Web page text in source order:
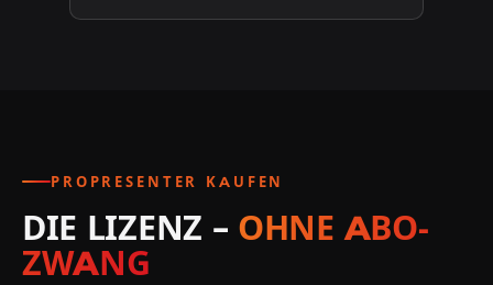
PROPRESENTER KAUFEN
DIE LIZENZ – OHNE ABO-
ZWANG